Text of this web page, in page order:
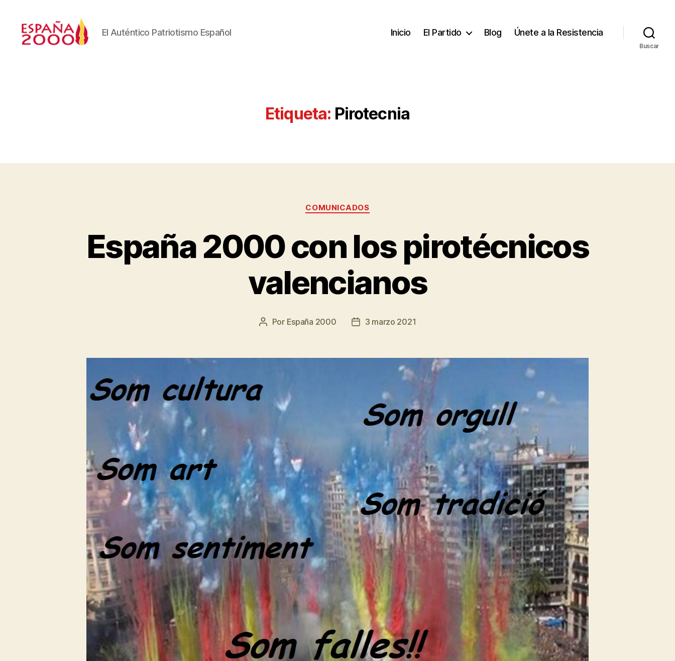
El Auténtico Patriotismo Español Inicio El Partido Blog Únete a la Resistencia
Buscar
Etiqueta: Pirotecnia
COMUNICADOS
España 2000 con los pirotécnicos
valencianos
Por España 2000 3 marzo 2021